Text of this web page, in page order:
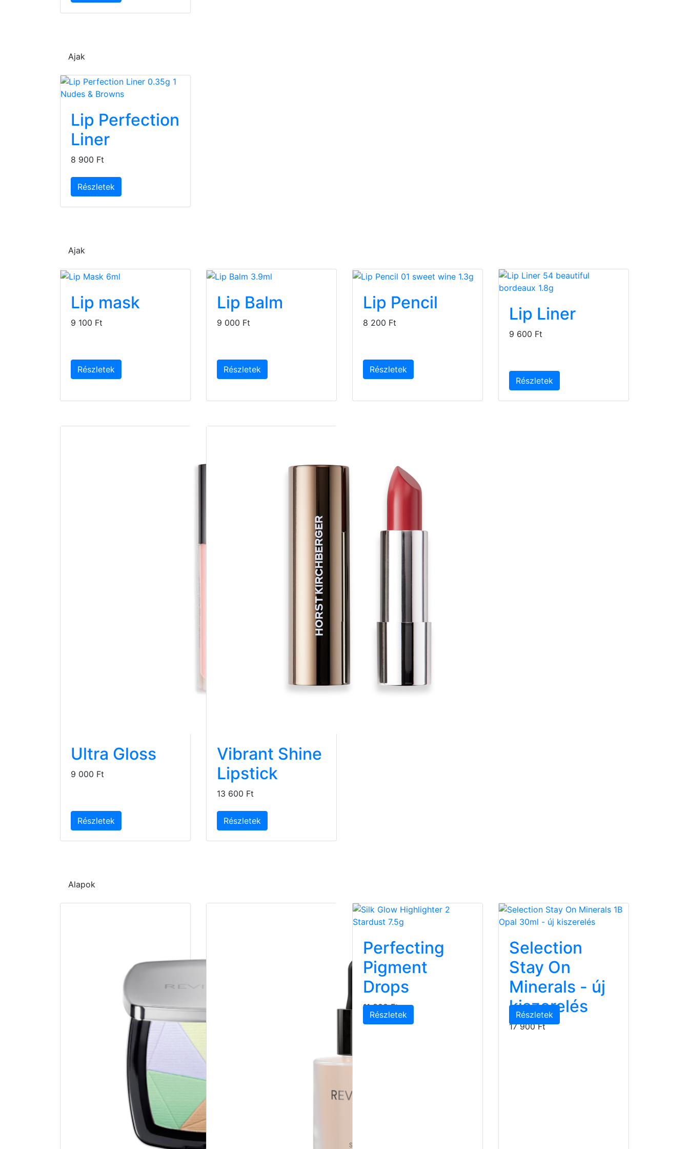
Ajak
Lip Perfection
Liner
8 900 Ft
Részletek
Ajak
Lip mask
9 100 Ft
Részletek
Lip Balm
9 000 Ft
Részletek
Lip Pencil
8 200 Ft
Részletek
Lip Liner
9 600 Ft
Részletek
Ultra Gloss
9 000 Ft
Részletek
Vibrant Shine
Lipstick
13 600 Ft
Részletek
Alapok
Perfecting
Pigment
Drops
11 800 Ft
Részletek
Selection
Stay On
Minerals - új
kiszerelés
17 900 Ft
Részletek